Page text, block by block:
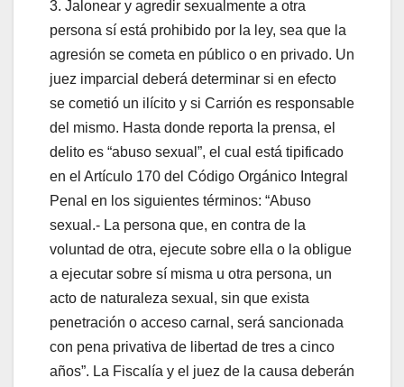
3. Jalonear y agredir sexualmente a otra
persona sí está prohibido por la ley, sea que la
agresión se cometa en público o en privado. Un
juez imparcial deberá determinar si en efecto
se cometió un ilícito y si Carrión es responsable
del mismo. Hasta donde reporta la prensa, el
delito es “abuso sexual”, el cual está tipificado
en el Artículo 170 del Código Orgánico Integral
Penal en los siguientes términos: “Abuso
sexual.- La persona que, en contra de la
voluntad de otra, ejecute sobre ella o la obligue
a ejecutar sobre sí misma u otra persona, un
acto de naturaleza sexual, sin que exista
penetración o acceso carnal, será sancionada
con pena privativa de libertad de tres a cinco
años”. La Fiscalía y el juez de la causa deberán